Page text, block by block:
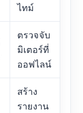
ไทม์
ตรวจจับ
มิเตอร์ที่
ออฟไลน์
สร้าง
รายงาน